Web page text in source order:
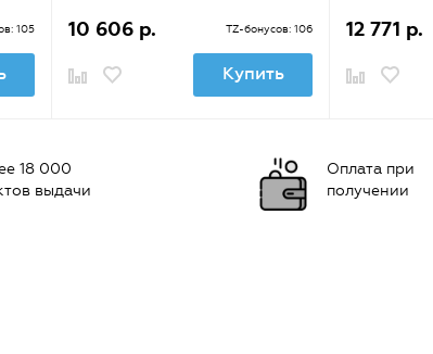
105 10 606 р. TZ-бонусов: 106
Купить
12 771 р.
18 000
выдачи
Оплата при
получении